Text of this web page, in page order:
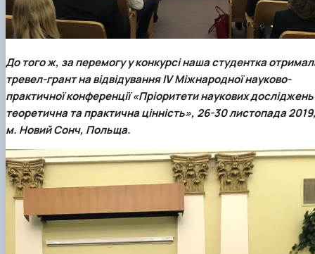
До того ж, за перемогу у конкурсі наша студентка
тревел-грант на відвідування IV Міжнародної науково-
практичної конференції «Пріоритети наукових
теоретична та практична цінність», 26-30 листопада
м. Новий Сонч, Польща.